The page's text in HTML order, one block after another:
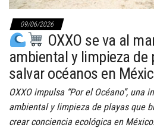
09/06/2026
OXXO se va al
ambiental y limpieza de
salvar océanos en
OXXO impulsa “Por el Océano”, una
ambiental y limpieza de playas que
crear conciencia ecológica en México.